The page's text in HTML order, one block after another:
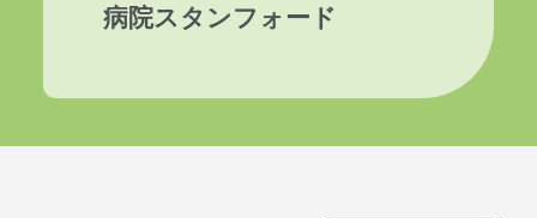
病院スタンフォード